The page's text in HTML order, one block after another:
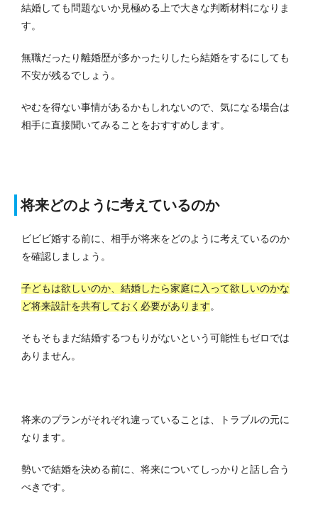
結婚しても問題ないか見極める上で大きな判断材料になりま
す。
無職だったり離婚歴が多かったりしたら結婚をするにしても
不安が残るでしょう。
やむを得ない事情があるかもしれないので、気になる場合は
相手に直接聞いてみることをおすすめします。
将来どのように考えているのか
ビビビ婚する前に、相手が将来をどのように考えているのか
を確認しましょう。
子どもは欲しいのか、結婚したら家庭に入って欲しいのかな
ど将来設計を共有しておく必要があります。
そもそもまだ結婚するつもりがないという可能性もゼロでは
ありません。
将来のプランがそれぞれ違っていることは、トラブルの元に
なります。
勢いで結婚を決める前に、将来についてしっかりと話し合う
べきです。